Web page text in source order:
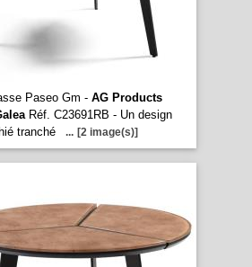
Paseo Gm - AG Products
Réf. C23691RB - Un design
tranché
... [2 image(s)]